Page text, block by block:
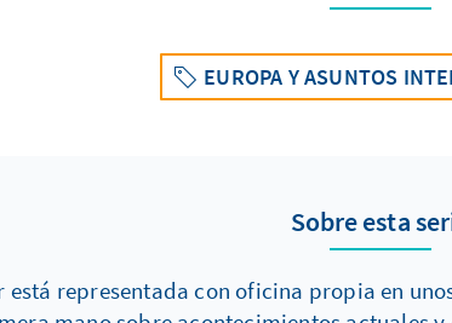
EUROPA Y ASUNTOS
Sobre esta
está representada con oficina propia en